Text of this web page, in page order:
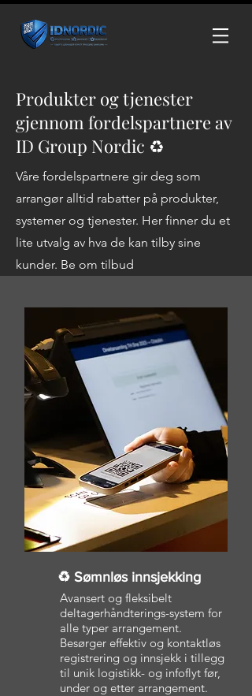
Produkter og tjenester
gjennom fordelspartnere av
ID Group Nordic ♻
Våre fordelspartnere gir deg som
arrangør alltid rabatter på produkter,
systemer og tjenester. Her finner du et
lite utvalg av hva de kan tilby sine
kunder. Be om tilbud
♻ Sømnløs innsjekking
Avansert og fleksibelt
deltagerhåndterings-system for
alle typer arrangement.
Besørger effektiv og kontaktløs
registrering og innsjekk i tillegg
til unik logistikk- og infoflyt før,
under og etter arrangement.